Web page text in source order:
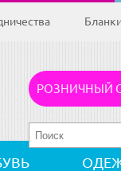
РОЗНИЧНЫЙ